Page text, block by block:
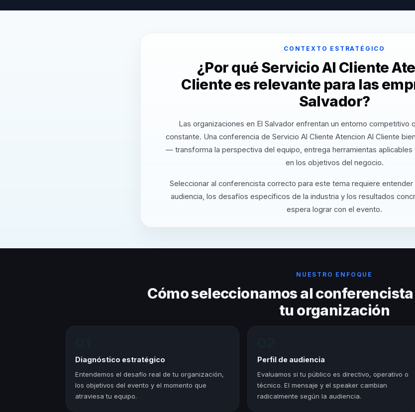
CONTEXTO ESTRATÉGICO
¿Por qué Servicio Al Cliente
Cliente es relevante para las
Salvador?
Las organizaciones en El Salvador enfrentan un entorno competitivo
constante. Una conferencia de Servicio Al Cliente Atencion Al Cliente
— transforma la perspectiva del equipo, entrega herramientas
en los objetivos del negocio.
Seleccionar al conferencista correcto para este tema requiere
audiencia, los desafíos específicos de la industria y los resultados
espera lograr con el evento.
NUESTRO ENFOQUE
Cómo seleccionamos al
tu organización
Diagnóstico estratégico
Entendemos el desafío real de tu organización,
los objetivos del evento y el momento que
atraviesa tu equipo.
Perfil de audiencia
Evaluamos si tu público es directivo, operativo o
técnico. El mensaje y el speaker cambian
radicalmente según la audiencia.